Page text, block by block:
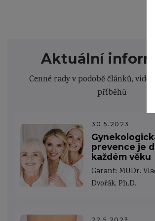
Aktuální
Cenné rady v podobě článků, videí,
příběhů
30.5.2023
prevence je
každém věku
Garant: MUDr.
Dvořák, Ph.D.